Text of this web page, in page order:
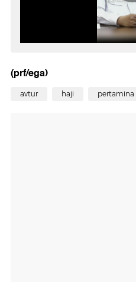
(prf/ega)
avtur haji pertamina